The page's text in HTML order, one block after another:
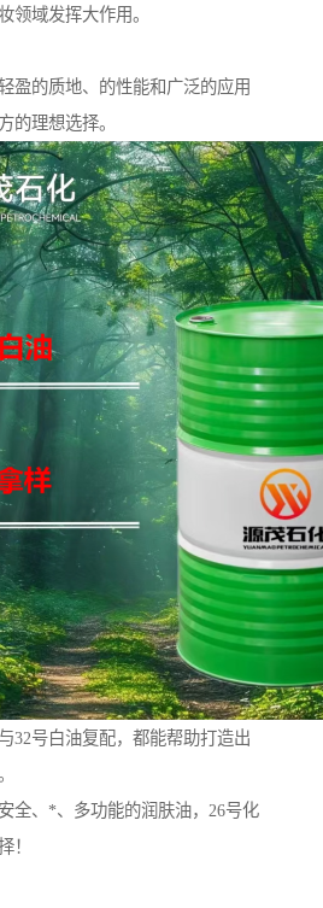
领域发挥大作用。
盈的质地、的性能和广泛的应用
的理想选择。
32号白油复配，都能帮助打造出
全、*、多功能的润肤油，26号化
！